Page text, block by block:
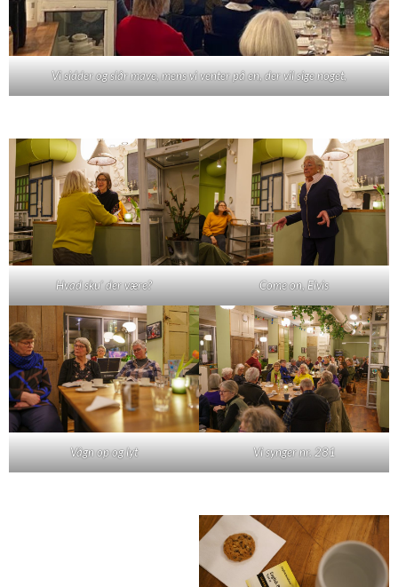
Vi sidder og slår mave, mens vi venter på en, der vil sige noget,
Hvad sku' der være? Come on, Elvis
Vågn op og lyt Vi synger nr. 281